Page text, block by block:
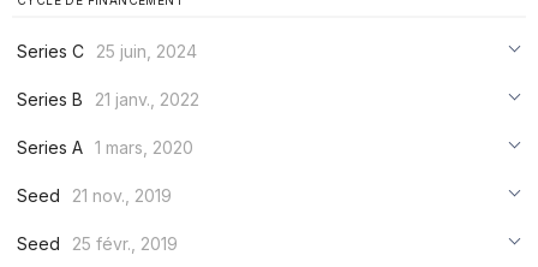
Series C
25 juin, 2024
***
Series B
21 janv., 2022
***
Series A 1 mars, 2020
***
Seed
21 nov., 2019
***
Seed
25 févr., 2019